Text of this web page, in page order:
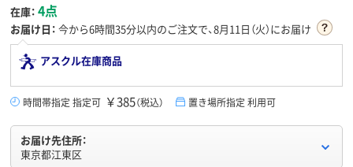
在庫： 4点
お届け日： 今から6時間35分以内のご注文で、8月11日（火）にお届け
アスクル在庫商品
時間帯指定 指定可 ￥385（税込） 置き場所指定 利用可
お届け先住所：
東京都江東区